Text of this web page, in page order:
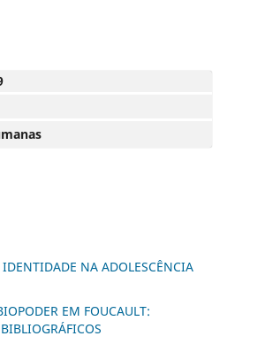
NA ADOLESCÊNCIA
EM FOUCAULT: